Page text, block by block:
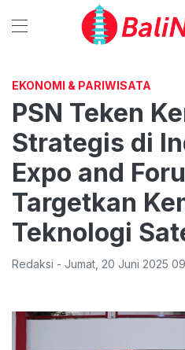
EKONOMI & PARIWISATA
PSN Teken
Strategis di
Expo and
Targetkan
Teknologi
Redaksi - Jumat 20 Juni 2025